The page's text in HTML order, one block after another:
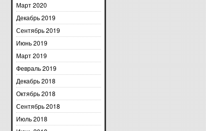
Март 2020
Декабрь 2019
Сентябрь 2019
Июнь 2019
Март 2019
Февраль 2019
Декабрь 2018
Октябрь 2018
Сентябрь 2018
Июль 2018